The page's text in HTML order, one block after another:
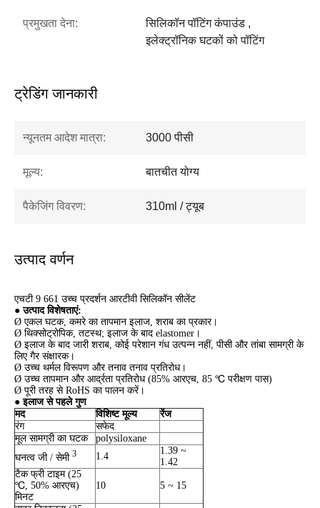
प्रमुखता देना:
सिलिकॉन पॉटिंग कंपाउंड ,
इलेक्ट्रॉनिक घटकों को पॉटिंग
ट्रेडिंग जानकारी
न्यूनतम आदेश मात्रा: 3000 पीसी
मूल्य: बातचीत योग्य
पैकेजिंग विवरण: 310ml / ट्यूब
उत्पाद वर्णन
एचटी 9 661 उच्च प्रदर्शन आरटीवी सिलिकॉन सीलेंट
● उत्पाद विशेषताएं:
Ø एकल घटक, कमरे का तापमान इलाज, शराब का प्रकार।
Ø थिक्सोट्रोपिक, तटस्थ; इलाज के बाद elastomer।
Ø इलाज के बाद जारी शराब, कोई परेशान गंध उत्पन्न नहीं, पीसी और तांबा सामग्री के
लिए गैर संक्षारक।
Ø उच्च थर्मल विरूपण और तनाव तनाव प्रतिरोध।
Ø उच्च तापमान और आर्द्रता प्रतिरोध (85% आरएच, 85 ℃ परीक्षण पास)
Ø पूरी तरह से RoHS का पालन करें।
● इलाज से पहले गुण
मद
विशिष्ट मूल्य
रेंज
रंग
सफेद
मूल सामग्री का घटक
polysiloxane
घनत्व जी / सेमी 3 1.4
1.39 ~
1.42
टैक फ्री टाइम (25
℃, 50% आरएच)
मिनट
10 5 ~ 15